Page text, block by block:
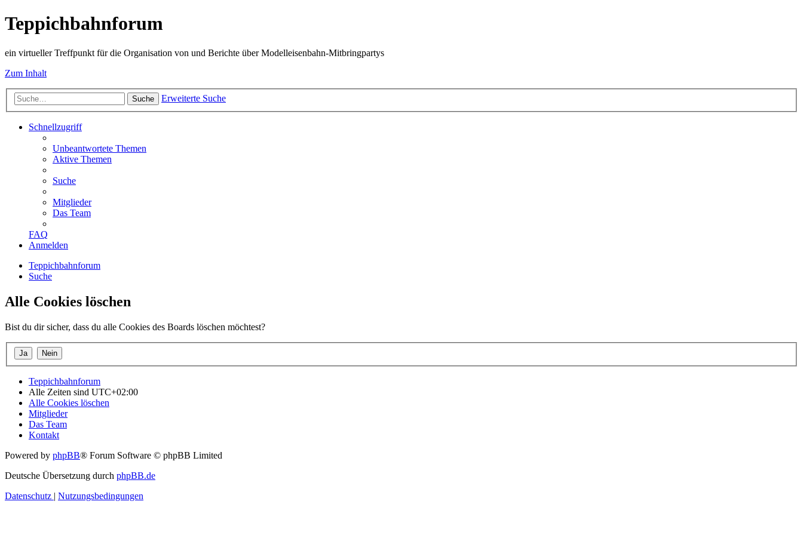
Teppichbahnforum
ein virtueller Treffpunkt für die Organisation von und Berichte über Modelleisenbahn-Mitbringpartys
Zum Inhalt
Suche Erweiterte Suche
Schnellzugriff
Unbeantwortete Themen
Aktive Themen
Suche
Mitglieder
Das Team
FAQ
Anmelden
Teppichbahnforum
Suche
Alle Cookies löschen
Bist du dir sicher, dass du alle Cookies des Boards löschen möchtest?
Teppichbahnforum
Alle Zeiten sind UTC+02:00
Alle Cookies löschen
Mitglieder
Das Team
Kontakt
Powered by phpBB® Forum Software © phpBB Limited
Deutsche Übersetzung durch phpBB.de
Datenschutz | Nutzungsbedingungen